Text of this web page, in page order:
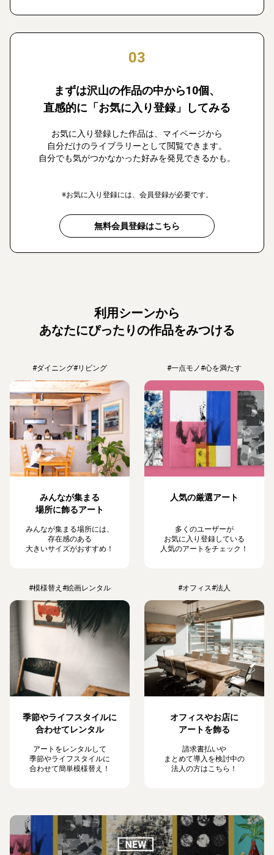
03
まずは沢山の作品の中から10個、
直感的に「お気に入り登録」してみる
お気に入り登録した作品は、マイページから
自分だけのライブラリーとして閲覧できます。
自分でも気がつかなかった好みを発見できるかも。
※お気に入り登録には、会員登録が必要です。
無料会員登録はこちら
利用シーンから
あなたにぴったりの作品をみつける
#ダイニング#リビング
みんなが集まる
場所に飾るアート
みんなが集まる場所には、
存在感のある
大きいサイズがおすすめ！
#一点モノ#心を満たす
人気の厳選アート
多くのユーザーが
お気に入り登録している
人気のアートをチェック！
#模様替え #絵画レンタル
季節やライフスタイルに
合わせてレンタル
アートをレンタルして
季節やライフスタイルに
合わせて簡単模様替え！
#オフィス#法人
オフィスやお店に
アートを飾る
請求書払いや
まとめて導入を検討中の
法人の方はこちら！